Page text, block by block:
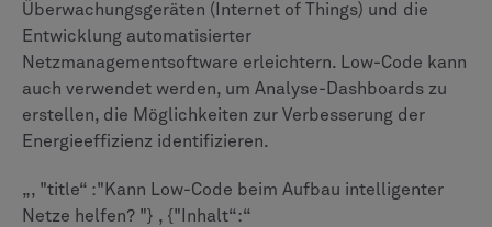
Überwachungsgeräten (Internet of Things) und die
Entwicklung automatisierter
Netzmanagementsoftware erleichtern. Low-Code kann
auch verwendet werden, um Analyse-Dashboards zu
erstellen, die Möglichkeiten zur Verbesserung der
Energieeffizienz identifizieren.
„, "title“ :"Kann Low-Code beim Aufbau intelligenter
Netze helfen? "} , {"Inhalt“:“